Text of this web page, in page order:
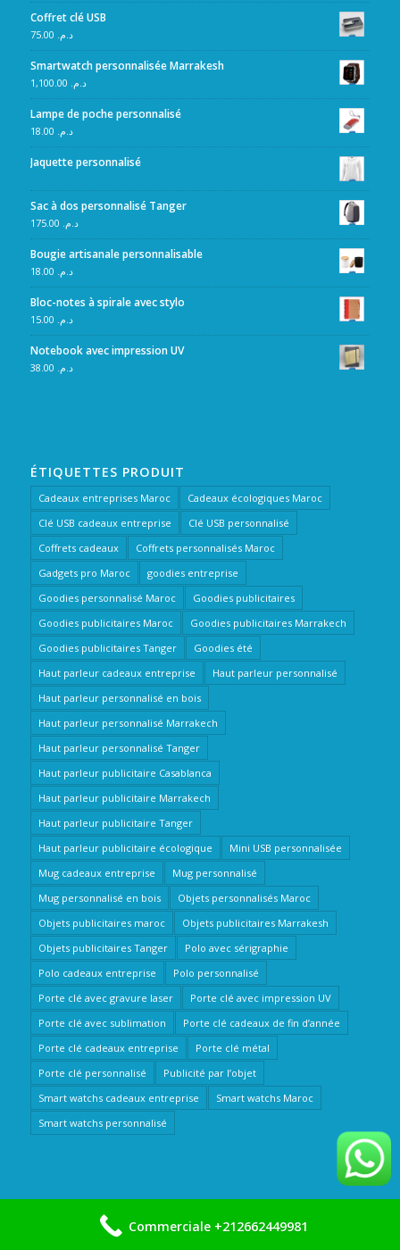
Coffret clé USB
د.م.
Smartwatch personnalisée Marrakesh
د.م.
Lampe de poche personnalisé
د.م.
Jaquette personnalisé
Sac à dos personnalisé Tanger
د.م.
Bougie artisanale personnalisable
د.م.
Bloc-notes à spirale avec stylo
د.م.
Notebook avec impression UV
د.م.
ÉTIQUETTES PRODUIT
Cadeaux entreprises Maroc
Cadeaux écologiques Maroc
Clé USB cadeaux entreprise
Clé USB personnalisé
Coffrets cadeaux
Coffrets personnalisés Maroc
Gadgets pro Maroc
goodies entreprise
Goodies personnalisé Maroc
Goodies publicitaires
Goodies publicitaires Maroc
Goodies publicitaires Marrakech
Goodies publicitaires Tanger
Goodies été
Haut parleur cadeaux entreprise
Haut parleur personnalisé
Haut parleur personnalisé en bois
Haut parleur personnalisé Marrakech
Haut parleur personnalisé Tanger
Haut parleur publicitaire Casablanca
Haut parleur publicitaire Marrakech
Haut parleur publicitaire Tanger
Haut parleur publicitaire écologique
Mini USB personnalisée
Mug cadeaux entreprise
Mug personnalisé
Mug personnalisé en bois
Objets personnalisés Maroc
Objets publicitaires maroc
Objets publicitaires Marrakesh
Objets publicitaires Tanger
Polo avec sérigraphie
Polo cadeaux entreprise
Polo personnalisé
Porte clé avec gravure laser
Porte clé avec impression UV
Porte clé avec sublimation
Porte clé cadeaux de fin d’année
Porte clé cadeaux entreprise
Porte clé métal
Porte clé personnalisé
Publicité par l’objet
Smart watchs cadeaux entreprise
Smart watchs Maroc
Smart watchs personnalisé
Copyright © 2020 By Nième ConseilCommerciale +212662449981